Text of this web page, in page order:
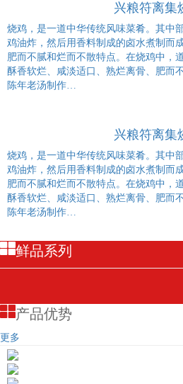
兴粮符离集
烧鸡，是一道中华传统风味菜肴。其中
鸡油炸，然后用香料制成的卤水煮制而
肥而不腻和烂而不散特点。在烧鸡中，
酥香软烂、咸淡适口、熟烂离骨、肥而
陈年老汤制作…
兴粮符离集
烧鸡，是一道中华传统风味菜肴。其中
鸡油炸，然后用香料制成的卤水煮制而
肥而不腻和烂而不散特点。在烧鸡中，
酥香软烂、咸淡适口、熟烂离骨、肥而
陈年老汤制作…
鲜品系列
产品优势
更多